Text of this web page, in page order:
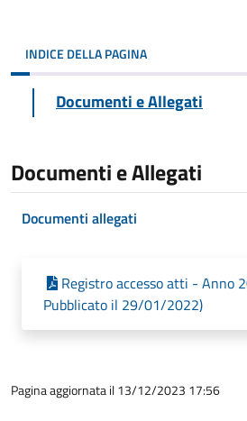
INDICE DELLA PAGINA
Documenti e Allegati
Documenti e Allegati
Documenti allegati
Registro accesso atti - Anno
Pubblicato il 29/01/2022)
Pagina aggiornata il 13/12/2023 17:56